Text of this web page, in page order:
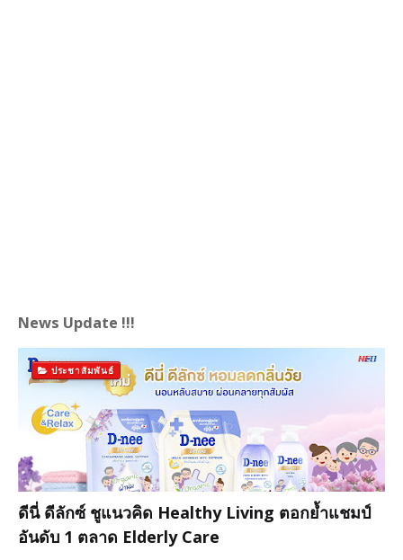
News Update !!!
ประชาสัมพันธ์
ดีนี่ ดีลักซ์ ชูแนวคิด Healthy Living ตอกย้ำแชมป์
อันดับ 1 ตลาด Elderly Care